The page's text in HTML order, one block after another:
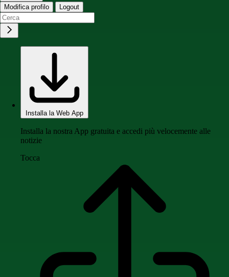
Modifica profilo Logout
Installa la Web App
Installa la nostra App gratuita e accedi più velocemente alle
notizie
Tocca